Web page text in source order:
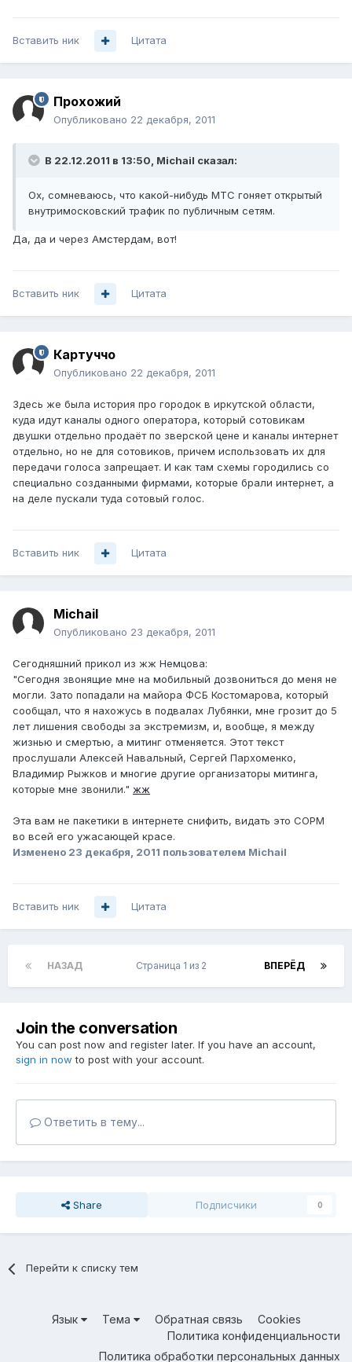
Вставить ник Цитата
Прохожий
Опубликовано 22 декабря, 2011
В 22.12.2011 в 13:50, Michail сказал:
Ох, сомневаюсь, что какой-нибудь МТС гоняет открытый
внутримосковский трафик по публичным сетям.
Да, да и через Амстердам, вот!
Вставить ник Цитата
Картуччо
Опубликовано 22 декабря, 2011
Здесь же была история про городок в иркутской области,
куда идут каналы одного оператора, который сотовикам
двушки отдельно продаёт по зверской цене и каналы интернет
отдельно, но не для сотовиков, причем использовать их для
передачи голоса запрещает. И как там схемы городились со
специально созданными фирмами, которые брали интернет, а
на деле пускали туда сотовый голос.
Вставить ник Цитата
Michail
Опубликовано 23 декабря, 2011
Сегодняшний прикол из жж Немцова:
"Сегодня звонящие мне на мобильный дозвониться до меня не
могли. Зато попадали на майора ФСБ Костомарова, который
сообщал, что я нахожусь в подвалах Лубянки, мне грозит до 5
лет лишения свободы за экстремизм, и, вообще, я между
жизнью и смертью, а митинг отменяется. Этот текст
прослушали Алексей Навальный, Сергей Пархоменко,
Владимир Рыжков и многие другие организаторы митинга,
которые мне звонили." жж
Эта вам не пакетики в интернете снифить, видать это СОРМ
во всей его ужасающей красе.
Изменено 23 декабря, 2011 пользователем Michail
Вставить ник Цитата
НАЗАД ВПЕРЁД
Страница 1 из 2
Join the conversation
You can post now and register later. If you have an account,
sign in now to post with your account.
Ответить в тему...
Share Подписчики 0
Перейти к списку тем
Язык Тема Обратная связь
Cookies
Политика конфиденциальности
Политика обработки персональных данных